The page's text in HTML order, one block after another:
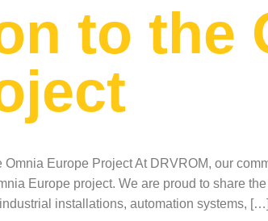
to the
Europe Project At DRVROM, our
Europe project. We are proud to share
installations, automation systems, […]